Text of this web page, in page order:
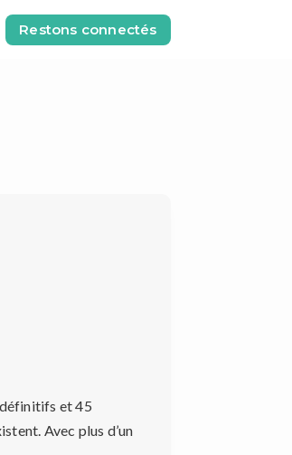
Restons connectés
définitifs et 45
Avec plus d’un